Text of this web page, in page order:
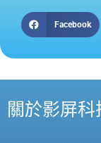
Facebook
關於影屏科